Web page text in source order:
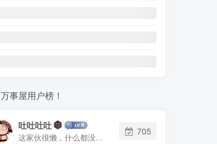
万事屋用户榜！
吐吐吐吐
这家伙很懒，什么都没有写...
705